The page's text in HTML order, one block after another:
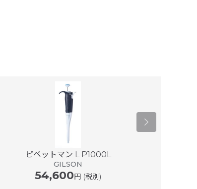
ピペットマン L P1000L
GILSON
54,600円 (税別)